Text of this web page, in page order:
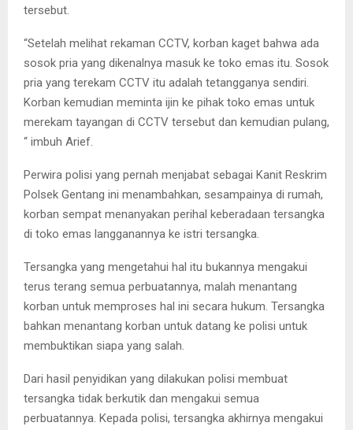
tersebut.
“Setelah melihat rekaman CCTV, korban kaget bahwa ada
sosok pria yang dikenalnya masuk ke toko emas itu. Sosok
pria yang terekam CCTV itu adalah tetangganya sendiri.
Korban kemudian meminta ijin ke pihak toko emas untuk
merekam tayangan di CCTV tersebut dan kemudian pulang,
“ imbuh Arief.
Perwira polisi yang pernah menjabat sebagai Kanit Reskrim
Polsek Gentang ini menambahkan, sesampainya di rumah,
korban sempat menanyakan perihal keberadaan tersangka
di toko emas langganannya ke istri tersangka.
Tersangka yang mengetahui hal itu bukannya mengakui
terus terang semua perbuatannya, malah menantang
korban untuk memproses hal ini secara hukum. Tersangka
bahkan menantang korban untuk datang ke polisi untuk
membuktikan siapa yang salah.
Dari hasil penyidikan yang dilakukan polisi membuat
tersangka tidak berkutik dan mengakui semua
perbuatannya. Kepada polisi, tersangka akhirnya mengakui